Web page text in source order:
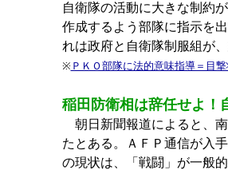
自衛隊の活動に大きな制約
作成するよう部隊に指示を
れは政府と自衛隊制服組が
※ＰＫＯ部隊に法的意味指導＝目
稲田防衛相は辞任せよ！
朝日新聞報道によると、
たとある。ＡＦＰ通信が入
の現状は、「戦闘」が一般